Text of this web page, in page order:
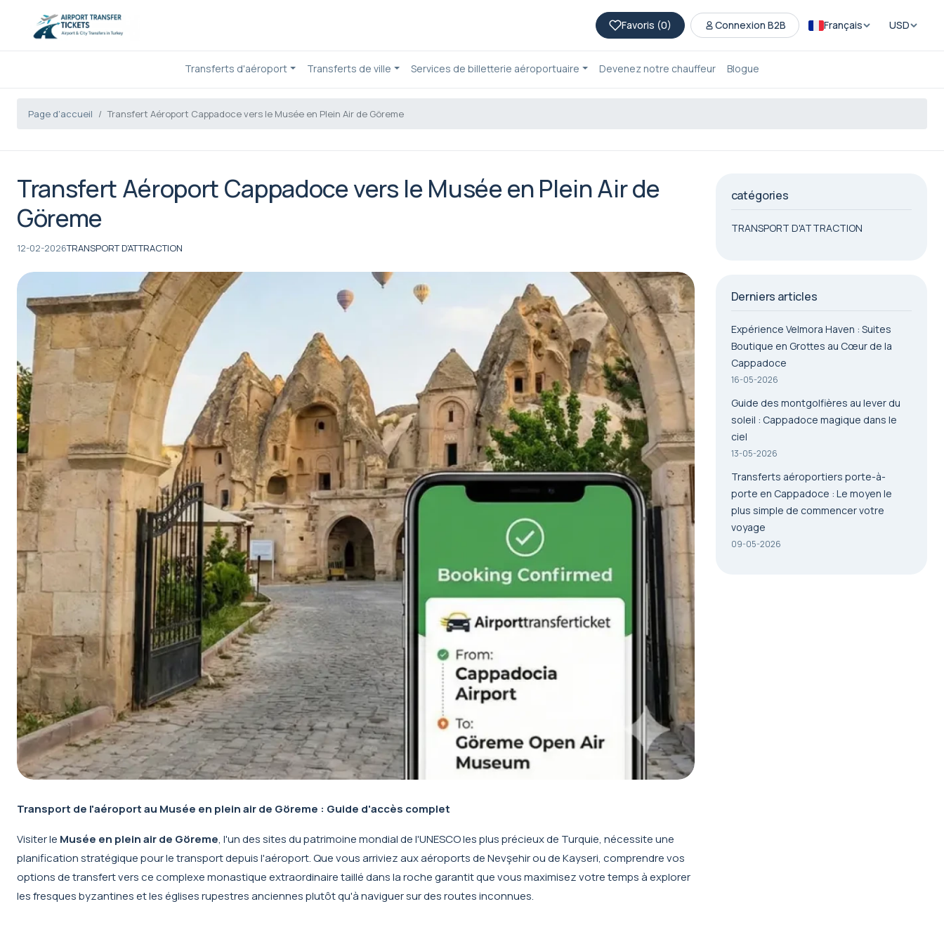
Favoris (0) Connexion B2B Français USD
Transferts d'aéroport Transferts de ville Services de billetterie aéroportuaire Devenez notre chauffeur Blogue
Page d'accueil Transfert Aéroport Cappadoce vers le Musée en Plein Air de Göreme
Transfert Aéroport Cappadoce vers le Musée en Plein Air de
Göreme
12-02-2026TRANSPORT D'ATTRACTION
Transport de l'aéroport au Musée en plein air de Göreme : Guide d'accès complet
Visiter le Musée en plein air de Göreme, l'un des sites du patrimoine mondial de l'UNESCO les plus précieux de Turquie, nécessite une
planification stratégique pour le transport depuis l'aéroport. Que vous arriviez aux aéroports de Nevşehir ou de Kayseri, comprendre vos
options de transfert vers ce complexe monastique extraordinaire taillé dans la roche garantit que vous maximisez votre temps à explorer
les fresques byzantines et les églises rupestres anciennes plutôt qu'à naviguer sur des routes inconnues.
catégories
TRANSPORT D'ATTRACTION
Derniers articles
Expérience Velmora Haven : Suites
Boutique en Grottes au Cœur de la
Cappadoce
16-05-2026
Guide des montgolfières au lever du
soleil : Cappadoce magique dans le
ciel
13-05-2026
Transferts aéroportiers porte-à-
porte en Cappadoce : Le moyen le
plus simple de commencer votre
voyage
09-05-2026